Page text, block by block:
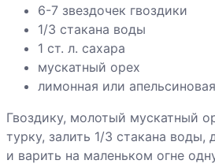
клюквы с
лимоном и
медом
6-7 звездочек гвоздики
1/3 стакана воды
1 ст. л. сахара
мускатный орех
лимонная или
Гвоздику, молотый мускатный
турку, залить 1/3 стакана воды,
и варить на маленьком огне